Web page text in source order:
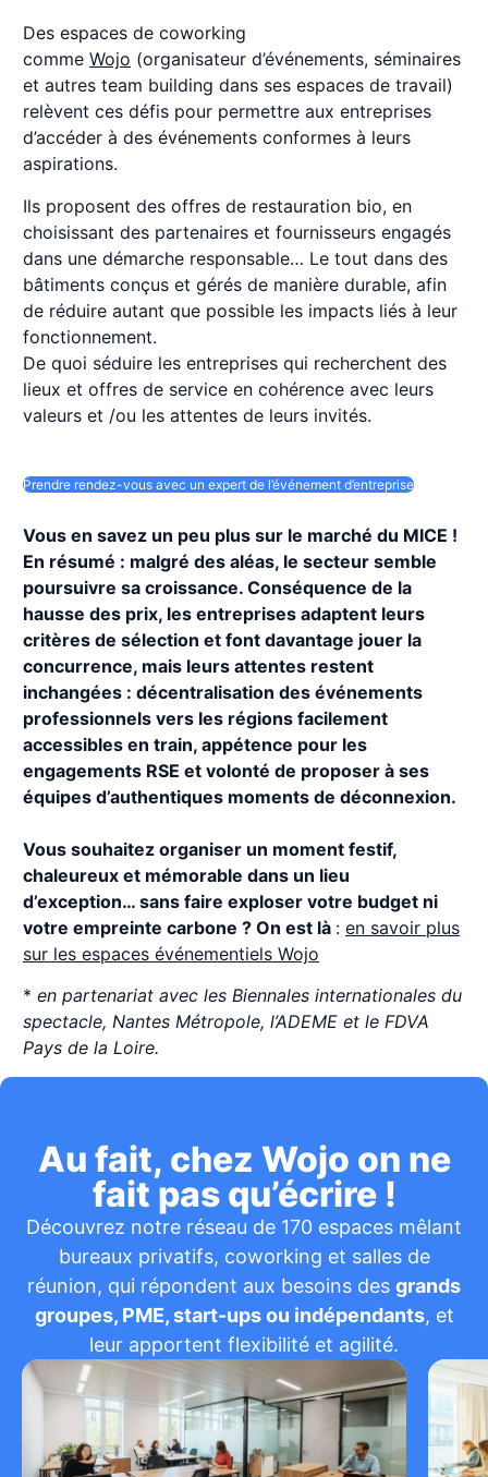
Des espaces de coworking
comme Wojo (organisateur d’événements, séminaires
et autres team building dans ses espaces de travail)
relèvent ces défis pour permettre aux entreprises
d’accéder à des événements conformes à leurs
aspirations.
Ils proposent des offres de restauration bio, en
choisissant des partenaires et fournisseurs engagés
dans une démarche responsable… Le tout dans des
bâtiments conçus et gérés de manière durable, afin
de réduire autant que possible les impacts liés à leur
fonctionnement.
De quoi séduire les entreprises qui recherchent des
lieux et offres de service en cohérence avec leurs
valeurs et /ou les attentes de leurs invités.
Prendre rendez-vous avec un expert de l’événement d’entreprise
Vous en savez un peu plus sur le marché du MICE !
En résumé : malgré des aléas, le secteur semble
poursuivre sa croissance. Conséquence de la
hausse des prix, les entreprises adaptent leurs
critères de sélection et font davantage jouer la
concurrence, mais leurs attentes restent
inchangées : décentralisation des événements
professionnels vers les régions facilement
accessibles en train, appétence pour les
engagements RSE et volonté de proposer à ses
équipes d’authentiques moments de déconnexion.
Vous souhaitez organiser un moment festif,
chaleureux et mémorable dans un lieu
d’exception… sans faire exploser votre budget ni
votre empreinte carbone ? On est là : en savoir plus
sur les espaces événementiels Wojo
* en partenariat avec les Biennales internationales du
spectacle, Nantes Métropole, l’ADEME et le FDVA
Pays de la Loire.
Au fait, chez Wojo on ne
fait pas qu’écrire !
Découvrez notre réseau de 170 espaces mêlant
bureaux privatifs, coworking et salles de
réunion, qui répondent aux besoins des grands
groupes, PME, start-ups ou indépendants, et
leur apportent flexibilité et agilité.